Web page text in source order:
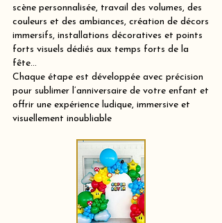
scène personnalisée, travail des volumes, des
couleurs et des ambiances, création de décors
immersifs, installations décoratives et points
forts visuels dédiés aux temps forts de la
fête…
Chaque étape est développée avec précision
pour sublimer l’anniversaire de votre enfant et
offrir une expérience ludique, immersive et
visuellement inoubliable